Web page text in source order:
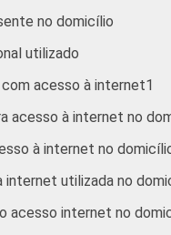
no domicílio
utilizado
acesso à internet1
acesso à internet no
à internet no
utilizada no
acesso internet no